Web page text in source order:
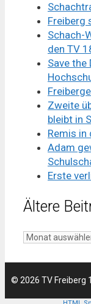
Freiberg
Schach-
den TV
Save
Zweite
bleibt in
Remis in
Adam
Erste
Ältere
Ältere
© 2026 TV Freiberg